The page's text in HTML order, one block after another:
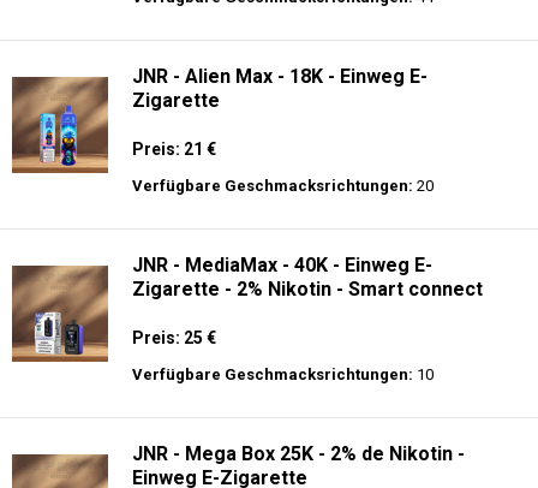
JNR - Alien Max - 18K - Einweg E-
Zigarette
Preis: 21 €
Verfügbare Geschmacksrichtungen: 20
JNR - MediaMax - 40K - Einweg E-
Zigarette - 2% Nikotin - Smart connect
Preis: 25 €
Verfügbare Geschmacksrichtungen: 10
JNR - Mega Box 25K - 2% de Nikotin -
Einweg E-Zigarette